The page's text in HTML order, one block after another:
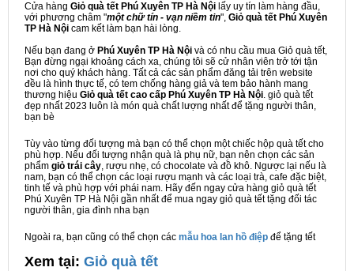
Cửa hàng Giỏ quà tết Phú Xuyên TP Hà Nội lấy uy tín làm hàng đầu,
với phương châm "một chữ tín - vạn niềm tin", Giỏ quà tết Phú Xuyên
TP Hà Nội cam kết làm bạn hài lòng.
Nếu bạn đang ở Phú Xuyên TP Hà Nội và có nhu cầu mua Giỏ quà tết,
Bạn đừng ngại khoảng cách xa, chúng tôi sẽ cử nhân viên trở tới tận
nơi cho quý khách hàng. Tất cả các sản phẩm đăng tải trên website
đều là hình thực tế, có tem chống hàng giả và tem bảo hành mang
thương hiệu Giỏ quà tết cao cấp Phú Xuyên TP Hà Nội. giỏ quà tết
đẹp nhất 2023 luôn là món quà chất lượng nhất để tặng người thân,
bạn bè
Tùy vào từng đối tượng mà bạn có thể chọn một chiếc hộp quà tết cho
phù hợp. Nếu đối tượng nhận quà là phụ nữ, bạn nên chọn các sản
phẩm giỏ trái cây, rượu nhẹ, có chocolate và đồ khô. Ngược lại nếu là
nam, bạn có thể chọn các loại rượu mạnh và các loại trà, cafe đặc biệt,
tinh tế và phù hợp với phái nam. Hãy đến ngay cửa hàng giỏ quà tết
Phú Xuyên TP Hà Nội gần nhất để mua ngay giỏ quà tết tặng đối tác
người thân, gia đình nha bạn
Ngoài ra, bạn cũng có thể chọn các mẫu hoa lan hồ điệp để tặng tết
Xem tại: Giỏ quà tết